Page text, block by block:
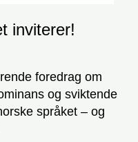
inviterer!
foredrag om
og sviktende
språket – og